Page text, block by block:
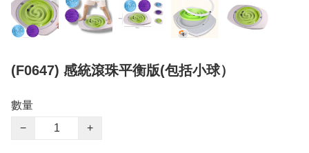
(F0647) 感統滾珠平衡版(包括小球）
數量
−
+